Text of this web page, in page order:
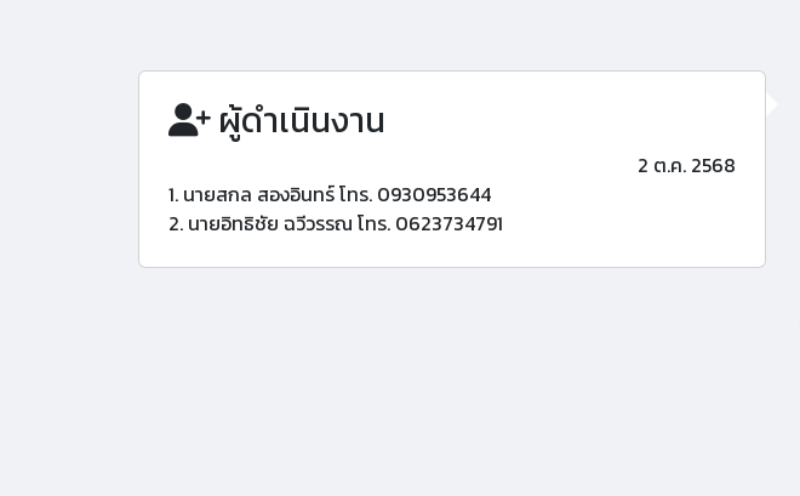
ผู้ดำเนินงาน
2 ต.ค. 2568
1. นายสกล สองอินทร์ โทร. 0930953644
2. นายอิทธิชัย ฉวีวรรณ โทร. 0623734791